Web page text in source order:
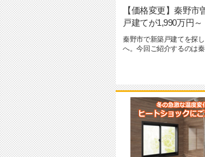
【価格変更】秦野市
戸建てが1,990万円～
秦野市で新築戸建てを探
へ。今回ご紹介するのは